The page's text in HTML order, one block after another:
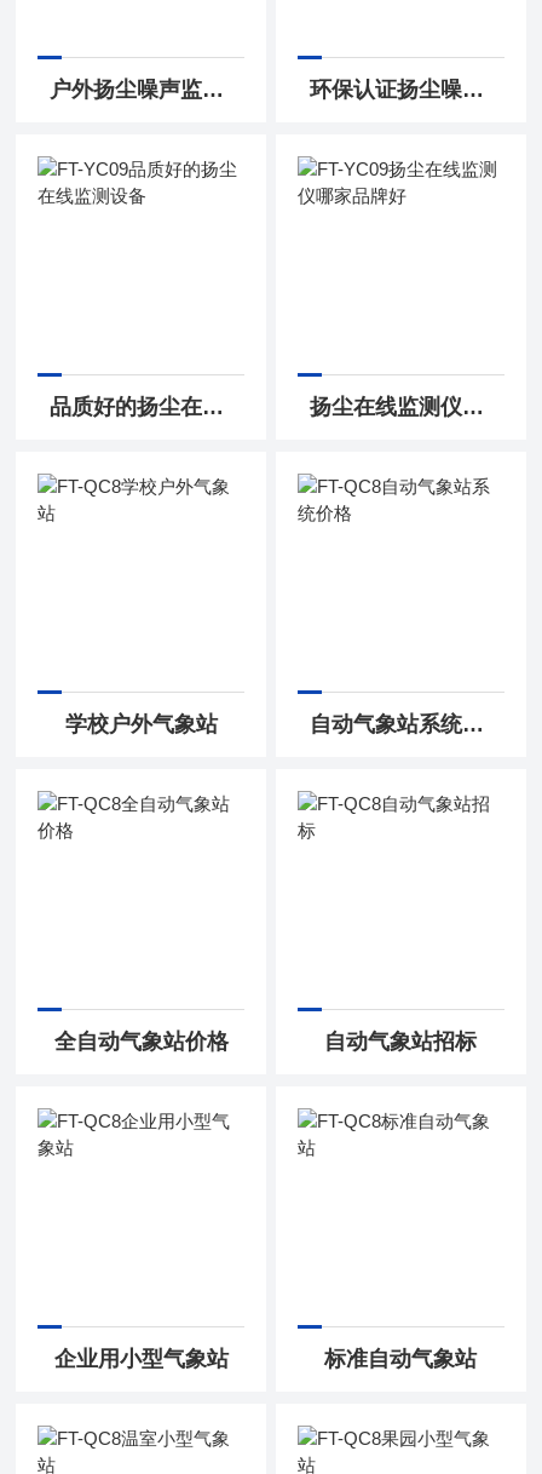
户外扬尘噪声监测仪厂家批发 环保认证扬尘噪声监测仪器
品质好的扬尘在线监测设备 扬尘在线监测仪哪家品牌好
学校户外气象站 自动气象站系统价格
全自动气象站价格 自动气象站招标
企业用小型气象站 标准自动气象站